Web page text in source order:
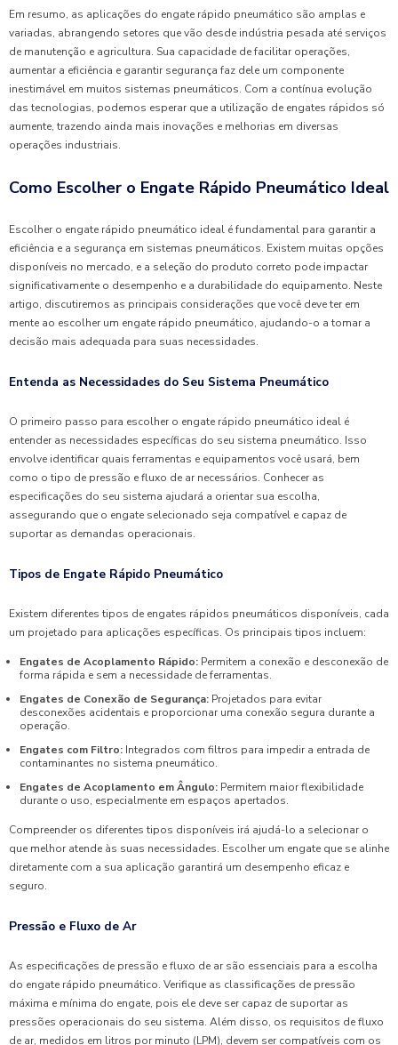
Em resumo, as aplicações do engate rápido pneumático são amplas e
variadas, abrangendo setores que vão desde indústria pesada até serviços
de manutenção e agricultura. Sua capacidade de facilitar operações,
aumentar a eficiência e garantir segurança faz dele um componente
inestimável em muitos sistemas pneumáticos. Com a contínua evolução
das tecnologias, podemos esperar que a utilização de engates rápidos só
aumente, trazendo ainda mais inovações e melhorias em diversas
operações industriais.
Como Escolher o Engate Rápido Pneumático Ideal
Escolher o engate rápido pneumático ideal é fundamental para garantir a
eficiência e a segurança em sistemas pneumáticos. Existem muitas opções
disponíveis no mercado, e a seleção do produto correto pode impactar
significativamente o desempenho e a durabilidade do equipamento. Neste
artigo, discutiremos as principais considerações que você deve ter em
mente ao escolher um engate rápido pneumático, ajudando-o a tomar a
decisão mais adequada para suas necessidades.
Entenda as Necessidades do Seu Sistema Pneumático
O primeiro passo para escolher o engate rápido pneumático ideal é
entender as necessidades específicas do seu sistema pneumático. Isso
envolve identificar quais ferramentas e equipamentos você usará, bem
como o tipo de pressão e fluxo de ar necessários. Conhecer as
especificações do seu sistema ajudará a orientar sua escolha,
assegurando que o engate selecionado seja compatível e capaz de
suportar as demandas operacionais.
Tipos de Engate Rápido Pneumático
Existem diferentes tipos de engates rápidos pneumáticos disponíveis, cada
um projetado para aplicações específicas. Os principais tipos incluem:
Engates de Acoplamento Rápido: Permitem a conexão e desconexão de
forma rápida e sem a necessidade de ferramentas.
Engates de Conexão de Segurança: Projetados para evitar
desconexões acidentais e proporcionar uma conexão segura durante a
operação.
Engates com Filtro: Integrados com filtros para impedir a entrada de
contaminantes no sistema pneumático.
Engates de Acoplamento em Ângulo: Permitem maior flexibilidade
durante o uso, especialmente em espaços apertados.
Compreender os diferentes tipos disponíveis irá ajudá-lo a selecionar o
que melhor atende às suas necessidades. Escolher um engate que se alinhe
diretamente com a sua aplicação garantirá um desempenho eficaz e
seguro.
Pressão e Fluxo de Ar
As especificações de pressão e fluxo de ar são essenciais para a escolha
do engate rápido pneumático. Verifique as classificações de pressão
máxima e mínima do engate, pois ele deve ser capaz de suportar as
pressões operacionais do seu sistema. Além disso, os requisitos de fluxo
de ar, medidos em litros por minuto (LPM), devem ser compatíveis com os